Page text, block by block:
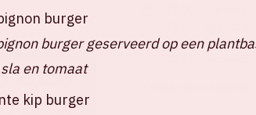
20:45 – Harry
burger
burger geserveerd op een
en tomaat
kip burger